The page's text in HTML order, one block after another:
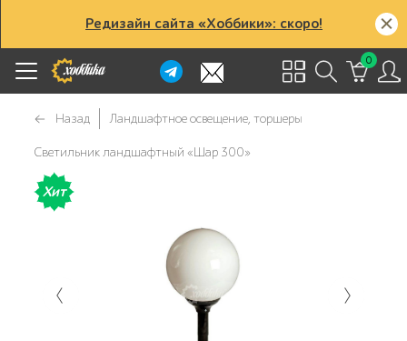
Редизайн сайта «Хоббики»: скоро!
0
Назад Ландшафтное освещение, торшеры
Светильник ландшафтный «Шар 300»
Хит